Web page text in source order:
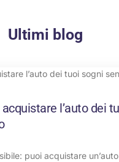
Ultimi blog
l’auto dei
puoi acquistare